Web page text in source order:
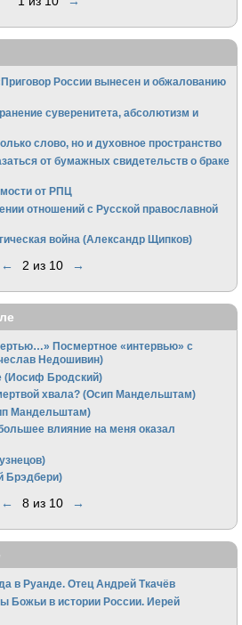
России вынесен и обжалованию
суверенитета, абсолютизм и
слово, но и духовное пространство
от бумажных свидетельств о браке
от РПЦ
отношений с Русской православной
война (Александр Щипков)
← 2 из 10 →
Посмертное «интервью» с
Недошивин)
(Иосиф Бродский)
хвала? (Осип Мандельштам)
Мандельштам)
влияние на меня оказал
Брэдбери)
← 8 из 10 →
в Руанде. Отец Андрей Ткачёв
Божьи в истории России. Иерей